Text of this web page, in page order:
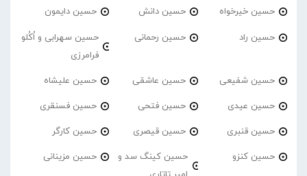
حسین خیرخواه حسین دانش حسین دایمون
حسین راد حسین رحمانی
حسین سهرابی و اُکُلو
فرامرزی
حسین شفیعی حسین عاشقی حسین علیشاه
حسین عیدی حسین فتحی حسین فسنقری
حسین قنبری حسین قیصری حسین کارگر
حسین کنزو
حسین کینگ سد و
حسین مزینانی